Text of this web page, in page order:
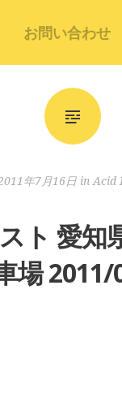
お問い合わせ
年7月16日 inAcid
ト 愛知
場